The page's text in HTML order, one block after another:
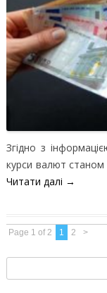
Згідно з
курси валют станом
Читати далі →
Page 1 of 2 1 2 >